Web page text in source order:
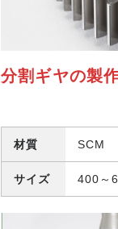
分割ギヤの製
材質 SCM
サイズ 400～